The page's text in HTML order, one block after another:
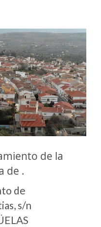
de la
de .
de
s/n